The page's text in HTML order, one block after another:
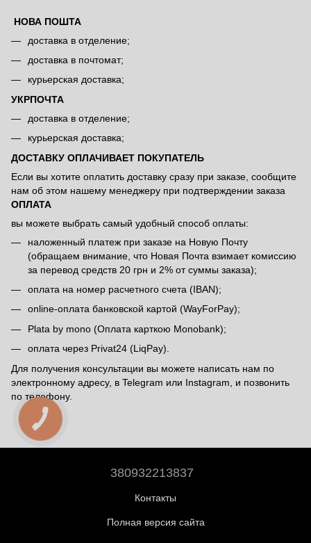
НОВА ПОШТА
доставка в отделение;
доставка в почтомат;
курьерская доставка;
УКРПОЧТА
доставка в отделение;
курьерская доставка;
ДОСТАВКУ ОПЛАЧИВАЕТ ПОКУПАТЕЛЬ
Если вы хотите оплатить доставку сразу при заказе, сообщите
нам об этом нашему менеджеру при подтверждении заказа
ОПЛАТА
вы можете выбрать самый удобный способ оплаты:
наложенный платеж при заказе на Новую Почту
(обращаем внимание, что Новая Почта взимает комиссию
за перевод средств 20 грн и 2% от суммы заказа);
оплата на номер расчетного счета (IBAN);
online-оплата банковской картой (WayForPay);
Plata by mono (Оплата карткою Monobank);
оплата через Privat24 (LiqPay).
Для получения консультации вы можете написать нам по
электронному адресу, в Telegram или Instagram, и позвонить
по телефону.
380932213837
Контакты
Полная версия сайта